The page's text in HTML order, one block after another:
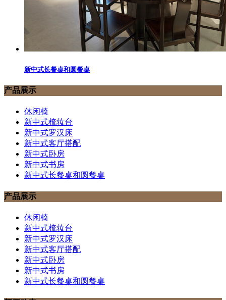
新中式长餐桌和圆餐桌
产品展示
休闲椅
新中式梳妆台
新中式罗汉床
新中式客厅搭配
新中式卧房
新中式书房
新中式长餐桌和圆餐桌
产品展示
休闲椅
新中式梳妆台
新中式罗汉床
新中式客厅搭配
新中式卧房
新中式书房
新中式长餐桌和圆餐桌